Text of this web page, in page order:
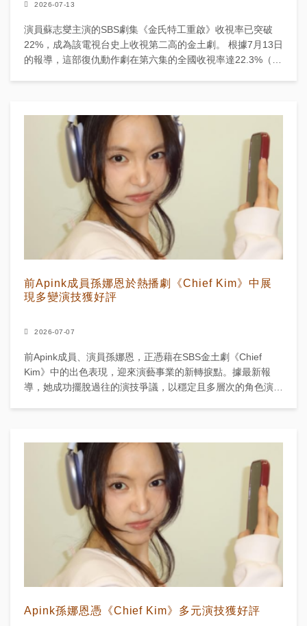
2026-07-13
演員蘇志燮主演的SBS劇集《金氏特工重啟》收視率已突破
22%，成為該電視台史上收視第二高的金土劇。 根據7月13日
的報導，這部復仇動作劇在第六集的全國收視率達22.3%（尼
前Apink成員孫娜恩於熱播劇《Chief Kim》中展
現多變演技獲好評
2026-07-07
前Apink成員、演員孫娜恩，正憑藉在SBS金土劇《Chief
Kim》中的出色表現，迎來演藝事業的新轉捩點。據最新報
導，她成功擺脫過往的演技爭議，以穩定且多層次的角色演
Apink孫娜恩憑《Chief Kim》多元演技獲好評